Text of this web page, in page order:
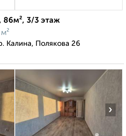
86м², 3/3 этаж
м²
Калина, Полякова 26
›